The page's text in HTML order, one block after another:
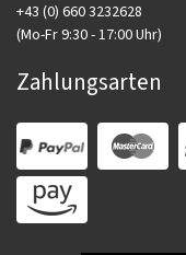
+43 (0) 660 3232628
(Mo-Fr 9:30 - 17:00 Uhr)
Zahlungsarten